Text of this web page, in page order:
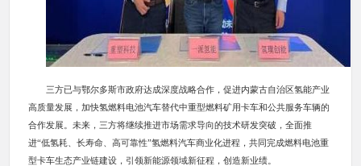
三方已与鄂尔多斯市政府达成深度战略合作，促进内蒙古自治区氢能产业
高质量发展，加快氢燃料电池汽车替代中重型燃料矿用卡车和公共服务车辆的
合作发展。未来，三方将继续推进市场需求导向的技术研发突破，全面推
进“低氢耗、长寿命、高可靠性”氢燃料汽车商业化进程，共同完成燃料电池重
型卡车生态产业链建设，引领新能源领域新征程，创造新业绩。